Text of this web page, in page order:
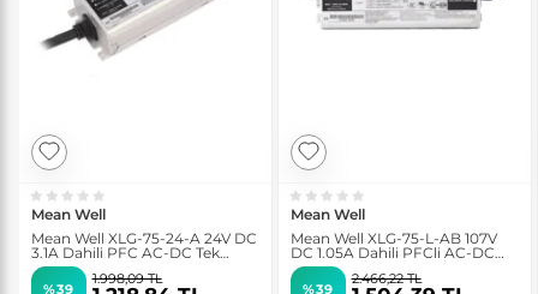
Mean Well
Mean Well XLG-75-24-A 24V DC
3.1A Dahili PFC AC-DC Tek
Çıkışlı Led Sürücü
%39
1.998,09 TL
Mean Well
Mean Well XLG-75-L-AB 107V
DC 1.05A Dahili PFCli AC-DC
Tek Çıkışlı Led Sürücü
%39
2.466,22 TL